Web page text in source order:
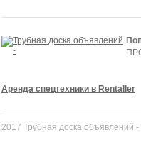
Аренда спецтехники в Rentaller
2017 Трубная доска